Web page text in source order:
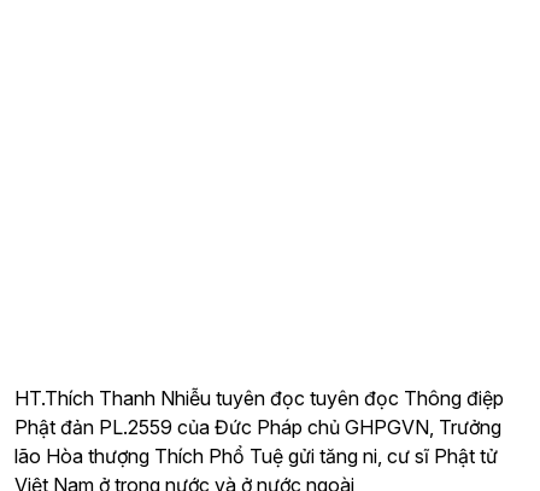
HT.Thích Thanh Nhiễu tuyên đọc tuyên đọc Thông điệp
Phật đản PL.2559 của Đức Pháp chủ GHPGVN, Trưởng
lão Hòa thượng Thích Phổ Tuệ gửi tăng ni, cư sĩ Phật tử
Việt Nam ở trong nước và ở nước ngoài